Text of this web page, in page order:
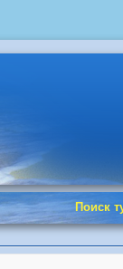
Поиск